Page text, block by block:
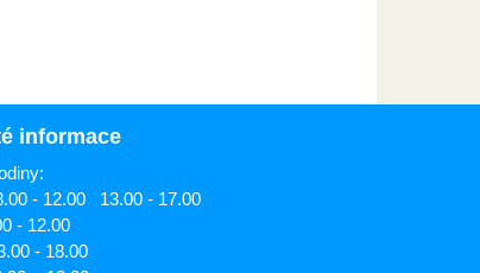
informace
- 12.00 13.00 - 17.00
- 12.00
- 18.00